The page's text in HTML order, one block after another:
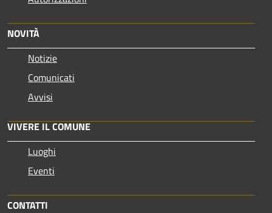
NOVITÀ
Notizie
Comunicati
Avvisi
VIVERE IL COMUNE
Luoghi
Eventi
CONTATTI